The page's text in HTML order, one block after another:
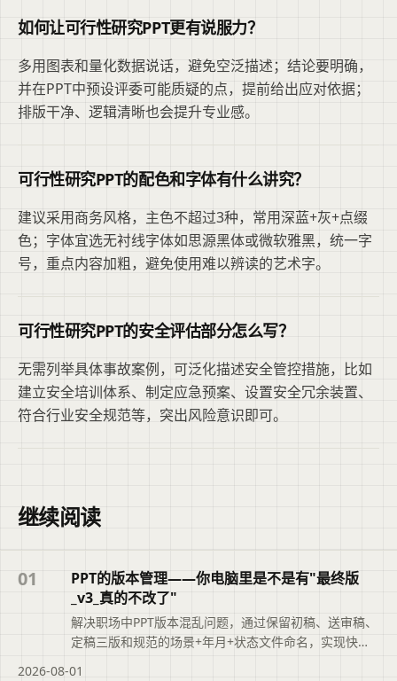
如何让可行性研究PPT更有说服力？
多用图表和量化数据说话，避免空泛描述；结论要明确，
并在PPT中预设评委可能质疑的点，提前给出应对依据；
排版干净、逻辑清晰也会提升专业感。
可行性研究PPT的配色和字体有什么讲究？
建议采用商务风格，主色不超过3种，常用深蓝+灰+点缀
色；字体宜选无衬线字体如思源黑体或微软雅黑，统一字
号，重点内容加粗，避免使用难以辨读的艺术字。
可行性研究PPT的安全评估部分怎么写？
无需列举具体事故案例，可泛化描述安全管控措施，比如
建立安全培训体系、制定应急预案、设置安全冗余装置、
符合行业安全规范等，突出风险意识即可。
继续阅读
01
PPT的版本管理——你电脑里是不是有"最终版
_v3_真的不改了"
解决职场中PPT版本混乱问题，通过保留初稿、送审稿、
定稿三版和规范的场景+年月+状态文件命名，实现快速
2026-08-01